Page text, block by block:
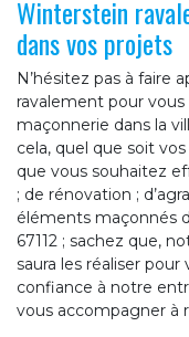
Winterstein
dans vos projets
N’hésitez pas à faire
ravalement pour
maçonnerie dans la
cela, quel que soit
que vous souhaitez
; de rénovation ;
éléments maçonnés
67112 ; sachez que,
saura les réaliser
confiance à notre
vous accompagner à